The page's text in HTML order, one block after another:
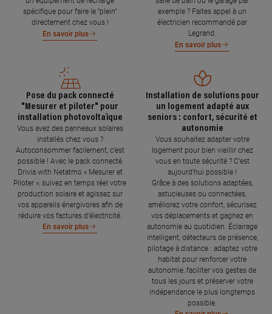
spécifique pour faire le "plein"
directement chez vous !
En savoir plus
exemple ? Faites appel à un
électricien recommandé par
Legrand.
En savoir plus
Pose du pack connecté
"Mesurer et piloter" pour
installation photovoltaïque
Vous avez des panneaux solaires
installés chez vous ?
Autoconsommer facilement, c’est
possible ! Avec le pack connecté
Drivia with Netatmo « Mesurer et
Piloter », suivez en temps réel votre
production solaire et agissez sur
vos appareils énergivores afin de
réduire vos factures d’électricité.
En savoir plus
Installation de solutions pour
un logement adapté aux
seniors : confort, sécurité et
autonomie
Vous souhaitez adapter votre
logement pour bien vieillir chez
vous en toute sécurité ? C’est
aujourd’hui possible !
Grâce à des solutions adaptées,
astucieuses ou connectées,
améliorez votre confort, sécurisez
vos déplacements et gagnez en
autonomie au quotidien. Éclairage
intelligent, détecteurs de présence,
pilotage à distance : adaptez votre
habitat pour renforcer votre
autonomie, faciliter vos gestes de
tous les jours et préserver votre
indépendance le plus longtemps
possible.